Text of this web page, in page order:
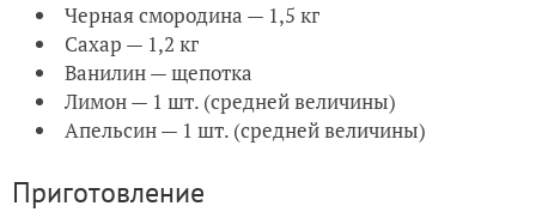
Черная смородина — 1,5 кг
Сахар — 1,2 кг
Ванилин — щепотка
Лимон — 1 шт. (средней величины)
Апельсин — 1 шт. (средней величины)
Приготовление